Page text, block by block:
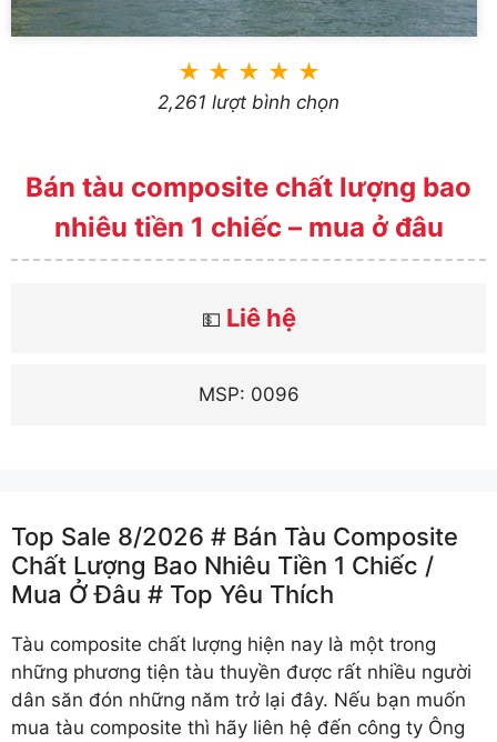
★ ★ ★ ★ ★
2,261 lượt bình chọn
Bán tàu composite chất lượng bao
nhiêu tiền 1 chiếc – mua ở đâu
💵 Liê hệ
MSP: 0096
Top Sale 8/2026 # Bán Tàu Composite
Chất Lượng Bao Nhiêu Tiền 1 Chiếc /️
Mua Ở Đâu # Top Yêu Thích
Tàu composite chất lượng hiện nay là một trong
những phương tiện tàu thuyền được rất nhiều người
dân săn đón những năm trở lại đây. Nếu bạn muốn
mua tàu composite thì hãy liên hệ đến công ty Ông